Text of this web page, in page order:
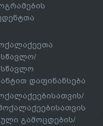
დაფინანსება
გამოცდების/